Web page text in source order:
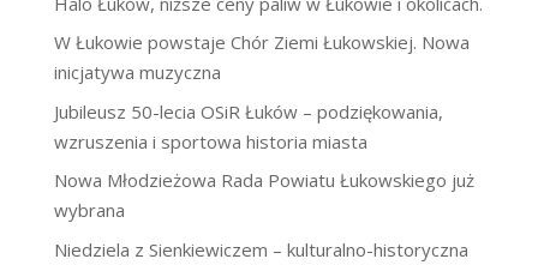
W Łukowie powstaje Chór Ziemi Łukowskiej. Nowa
inicjatywa muzyczna
Jubileusz 50-lecia OSiR Łuków – podziękowania,
wzruszenia i sportowa historia miasta
Nowa Młodzieżowa Rada Powiatu Łukowskiego już
wybrana
Niedziela z Sienkiewiczem – kulturalno-historyczna